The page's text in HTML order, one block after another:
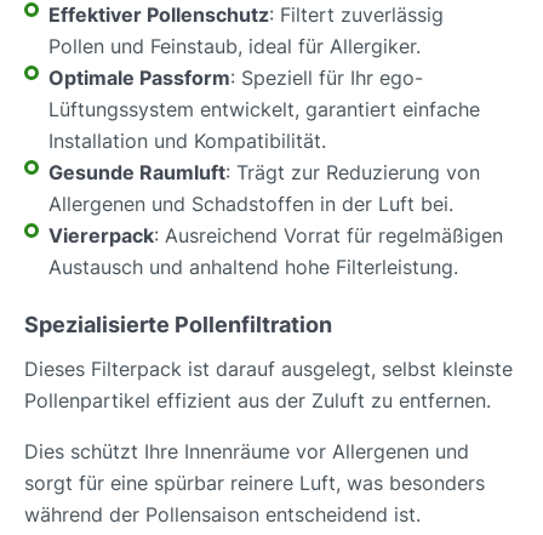
Effektiver Pollenschutz: Filtert zuverlässig
Pollen und Feinstaub, ideal für Allergiker.
Optimale Passform: Speziell für Ihr ego-
Lüftungssystem entwickelt, garantiert einfache
Installation und Kompatibilität.
Gesunde Raumluft: Trägt zur Reduzierung von
Allergenen und Schadstoffen in der Luft bei.
Viererpack: Ausreichend Vorrat für regelmäßigen
Austausch und anhaltend hohe Filterleistung.
Spezialisierte Pollenfiltration
Dieses Filterpack ist darauf ausgelegt, selbst kleinste
Pollenpartikel effizient aus der Zuluft zu entfernen.
Dies schützt Ihre Innenräume vor Allergenen und
sorgt für eine spürbar reinere Luft, was besonders
während der Pollensaison entscheidend ist.